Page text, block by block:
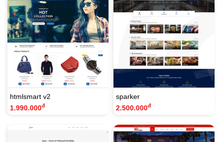
htmlsmart v2
1.990.000đ
sparker
2.500.000đ